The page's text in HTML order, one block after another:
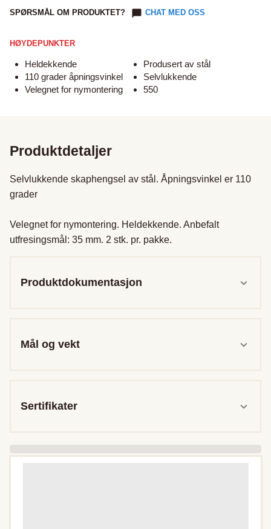
SPØRSMÅL OM PRODUKTET? CHAT MED OSS
HØYDEPUNKTER
Heldekkende
110 grader åpningsvinkel
Velegnet for nymontering
Produsert av stål
Selvlukkende
550
Produktdetaljer
Selvlukkende skaphengsel av stål. Åpningsvinkel er 110
grader
Velegnet for nymontering. Heldekkende. Anbefalt
utfresingsmål: 35 mm. 2 stk. pr. pakke.
Produktdokumentasjon
Mål og vekt
Sertifikater